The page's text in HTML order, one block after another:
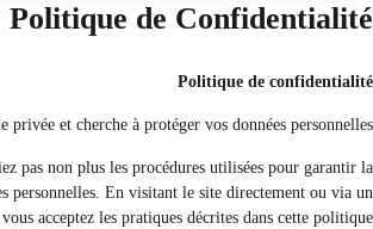
explique comment nous collectons et
Enfin, cette politique détermine vos